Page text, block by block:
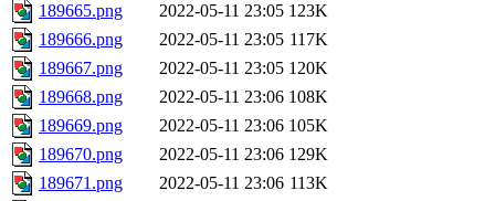
189665.png
2022-05-11 23:05 123K
189666.png
2022-05-11 23:05 117K
189667.png
2022-05-11 23:05 120K
189668.png
2022-05-11 23:06 108K
189669.png
2022-05-11 23:06 105K
189670.png
2022-05-11 23:06 129K
189671.png
2022-05-11 23:06 113K